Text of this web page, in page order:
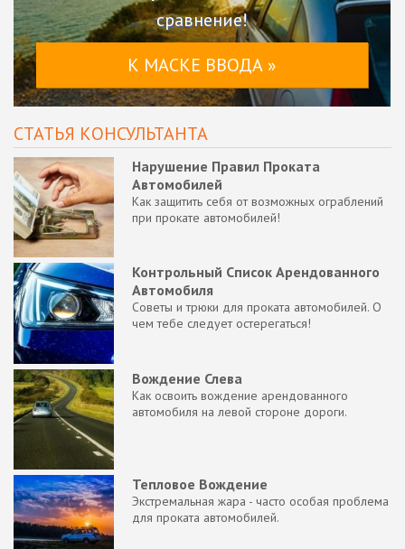
сравнение!
К МАСКЕ ВВОДА »
СТАТЬЯ КОНСУЛЬТАНТА
Нарушение Правил Проката
Автомобилей
Как защитить себя от возможных ограблений
при прокате автомобилей!
Контрольный Список Арендованного
Автомобиля
Советы и трюки для проката автомобилей. О
чем тебе следует остерегаться!
Вождение Слева
Как освоить вождение арендованного
автомобиля на левой стороне дороги.
Тепловое Вождение
Экстремальная жара - часто особая проблема
для проката автомобилей.